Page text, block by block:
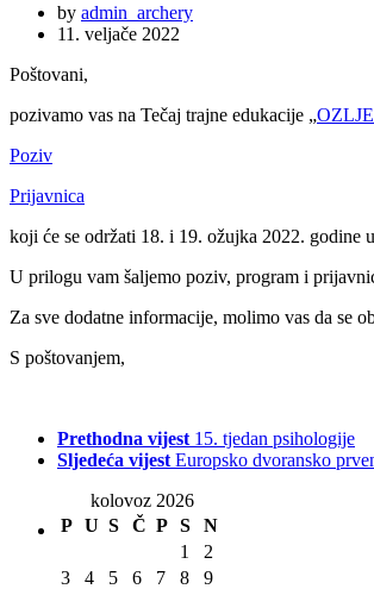
by admin_archery
11. veljače 2022
Poštovani,
pozivamo vas na Tečaj trajne edukacije „
Poziv
Prijavnica
koji će se održati 18. i 19. ožujka 2022. godine
U prilogu vam šaljemo poziv, program i
Za sve dodatne informacije, molimo vas da se
S poštovanjem,
Prethodna vijest 15. tjedan psihologije
Sljedeća vijest Europsko dvoransko
kolovoz 2026
P U S Č P S
N
1
2
3
4 5 6 7 8
9